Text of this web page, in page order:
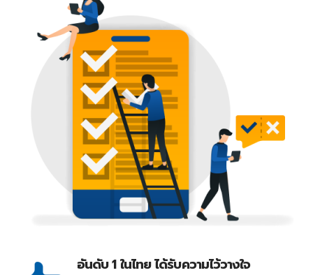
อันดับ 1 ในไทย ได้รับความไว้วางใจ